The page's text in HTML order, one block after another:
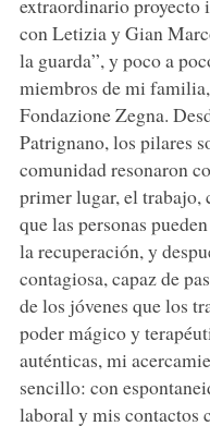
con Letizia y Gian
la guarda”, y poco a
miembros de mi
Fondazione Zegna.
Patrignano, los pilares
comunidad resonaron
primer lugar, el trabajo,
que las personas
la recuperación, y
contagiosa, capaz de
de los jóvenes que los
poder mágico y
auténticas, mi
sencillo: con
laboral y mis contactos